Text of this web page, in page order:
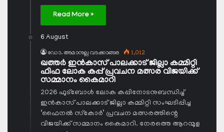
Read More »
6 August
ഡോ. അമാനുല്ല വടക്കാങ്ങര 1,012
ഖത്തര്‍ ഇന്‍കാസ് പാലക്കാട് ജില്ലാ കമ്മിറ്റി
ഫിഫ ലോക കപ്പ് പ്രവചന മത്സര വിജയിക്ക്
സമ്മാനം കൈമാറി
2026 ഫുട്‌ബോള്‍ ലോക കപ്പിനോടനുബന്ധിച്ച്
ഇന്‍കാസ് പാലക്കാട് ജില്ലാ കമ്മിറ്റി സംഘടിപ്പിച്ച
‘ഫൈനല്‍ സ്‌കോര്‍’ പ്രവചന മത്സരത്തിന്റെ
വിജയിക്ക് സമ്മാനം കൈമാറി. നേരത്തെ ആറന്മുള